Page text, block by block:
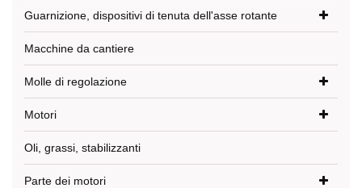
Guarnizione, dispositivi di tenuta dell'asse rotante
Macchine da cantiere
Molle di regolazione
Motori
Oli, grassi, stabilizzanti
Parte dei motori